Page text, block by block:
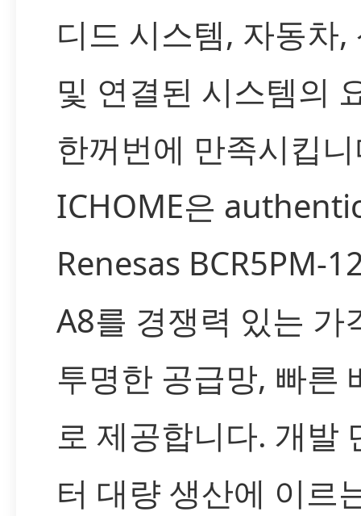
디드 시스템, 자동차,
및 연결된 시스템의
한꺼번에 만족시킵
ICHOME은
Renesas BCR5PM-
A8를 경쟁력 있는 가
투명한 공급망, 빠른
로 제공합니다. 개발
터 대량 생산에 이르